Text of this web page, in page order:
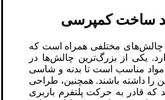
ساخت کمپرسی
چالش‌های مختلفی همراه است که
یکی از بزرگ‌ترین چالش‌ها در
مناسب است تا بدنه و شاسی
را داشته باشند. همچنین، طراحی
که قادر به حرکت پلتفرم باربری